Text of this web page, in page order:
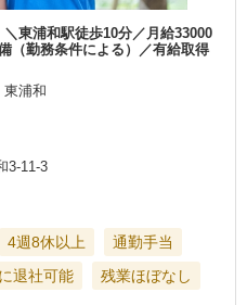
＼東浦和駅徒歩10分／月給33000
（勤務条件による）／有給取得
東浦和
3-11-3
4週8休以上
通勤手当
退社可能 残業ほぼなし